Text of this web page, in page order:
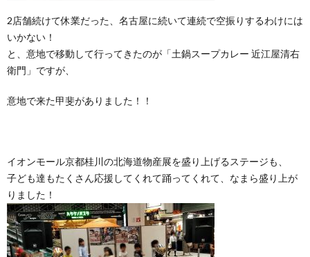
2店舗続けて休業だった、名古屋に続いて連続で空振りするわけには
いかない！
と、意地で移動して行ってきたのが「土鍋スープカレー 近江屋清右
衛門」ですが、
意地で来た甲斐がありました！！
イオンモール京都桂川の北海道物産展を盛り上げるステージも、
子ども達もたくさん応援してくれて踊ってくれて、なまら盛り上が
りました！